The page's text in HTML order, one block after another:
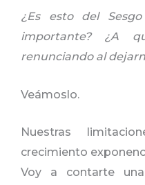
¿Es esto del
importante? ¿A
renunciando al
Veámoslo.
Nuestras
crecimiento
Voy a contarte